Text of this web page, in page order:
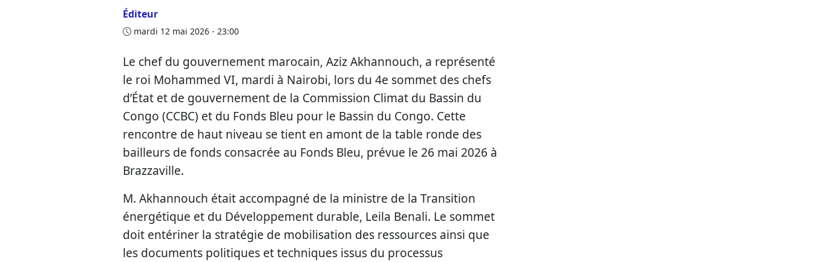
Éditeur
mardi 12 mai 2026 - 23:00
Le chef du gouvernement marocain, Aziz Akhannouch, a représenté
le roi Mohammed VI, mardi à Nairobi, lors du 4e sommet des chefs
d’État et de gouvernement de la Commission Climat du Bassin du
Congo (CCBC) et du Fonds Bleu pour le Bassin du Congo. Cette
rencontre de haut niveau se tient en amont de la table ronde des
bailleurs de fonds consacrée au Fonds Bleu, prévue le 26 mai 2026 à
Brazzaville.
M. Akhannouch était accompagné de la ministre de la Transition
énergétique et du Développement durable, Leila Benali. Le sommet
doit entériner la stratégie de mobilisation des ressources ainsi que
les documents politiques et techniques issus du processus